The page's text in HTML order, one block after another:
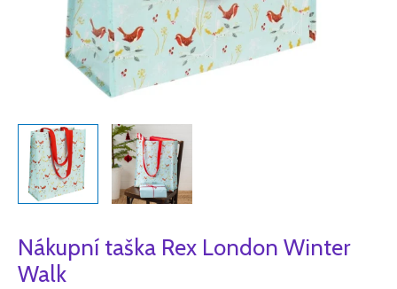
Nákupní taška Rex London Winter
Walk